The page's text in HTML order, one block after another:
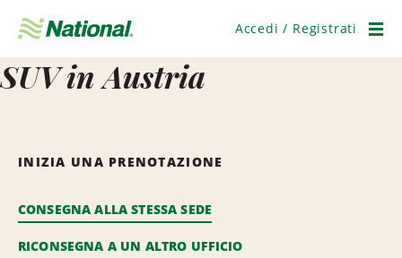
navigazione
Accedi / Registrati
SUV in Austria
INIZIA UNA PRENOTAZIONE
CONSEGNA ALLA STESSA SEDE
RICONSEGNA A UN ALTRO UFFICIO